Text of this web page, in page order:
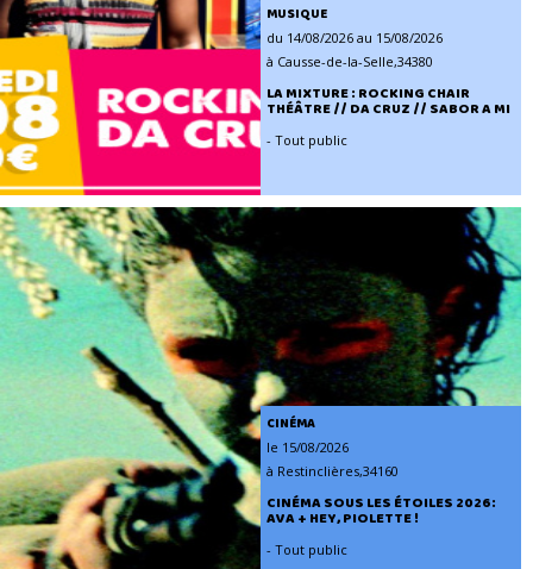
MUSIQUE
du 14/08/2026 au 15/08/2026
à Causse-de-la-Selle,34380
LA MIXTURE : ROCKING CHAIR
THÉÂTRE // DA CRUZ // SABOR A MI
- Tout public
CINÉMA
le 15/08/2026
à Restinclières,34160
CINÉMA SOUS LES ÉTOILES 2026:
AVA + HEY, PIOLETTE !
- Tout public